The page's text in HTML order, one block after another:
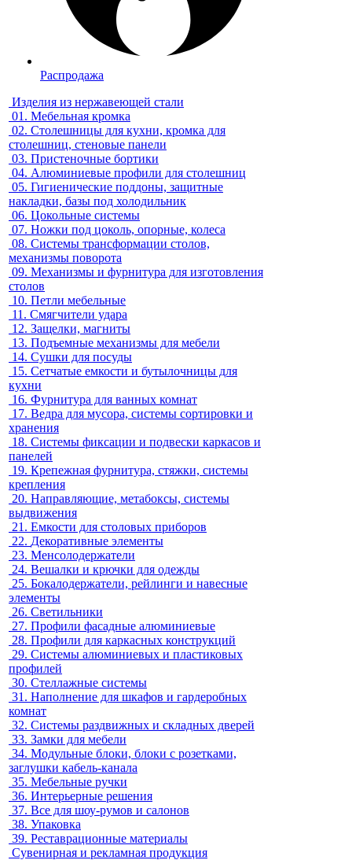
Распродажа
Изделия из нержавеющей стали
01. Мебельная кромка
02. Столешницы для кухни, кромка для
столешниц, стеновые панели
03. Пристеночные бортики
04. Алюминиевые профили для столешниц
05. Гигиенические поддоны, защитные
накладки, базы под холодильник
06. Цокольные системы
07. Ножки под цоколь, опорные, колеса
08. Системы трансформации столов,
механизмы поворота
09. Механизмы и фурнитура для изготовления
столов
10. Петли мебельные
11. Смягчители удара
12. Защелки, магниты
13. Подъемные механизмы для мебели
14. Сушки для посуды
15. Сетчатые емкости и бутылочницы для
кухни
16. Фурнитура для ванных комнат
17. Ведра для мусора, системы сортировки и
хранения
18. Системы фиксации и подвески каркасов и
панелей
19. Крепежная фурнитура, стяжки, системы
крепления
20. Направляющие, метабоксы, системы
выдвижения
21. Емкости для столовых приборов
22. Декоративные элементы
23. Менсолодержатели
24. Вешалки и крючки для одежды
25. Бокалодержатели, рейлинги и навесные
элементы
26. Светильники
27. Профили фасадные алюминиевые
28. Профили для каркасных конструкций
29. Системы алюминиевых и пластиковых
профилей
30. Стеллажные системы
31. Наполнение для шкафов и гардеробных
комнат
32. Системы раздвижных и складных дверей
33. Замки для мебели
34. Модульные блоки, блоки с розетками,
заглушки кабель-канала
35. Мебельные ручки
36. Интерьерные решения
37. Все для шоу-румов и салонов
38. Упаковка
39. Реставрационные материалы
Сувенирная и рекламная продукция